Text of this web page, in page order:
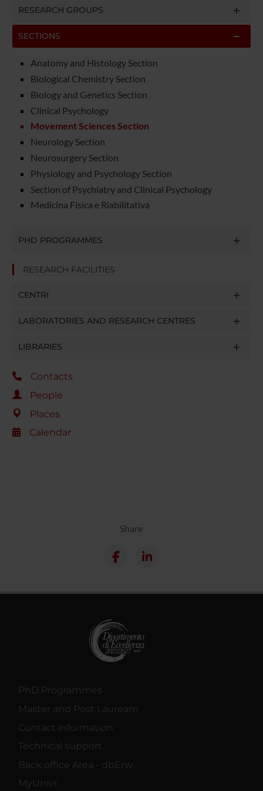
RESEARCH GROUPS
SECTIONS
Anatomy and Histology Section
Biological Chemistry Section
Biology and Genetics Section
Clinical Psychology
Movement Sciences Section
Neurology Section
Neurosurgery Section
Physiology and Psychology Section
Section of Psychiatry and Clinical Psychology
Medicina Fisica e Riabilitativa
PHD PROGRAMMES
RESEARCH FACILITIES
CENTRI
LABORATORIES AND RESEARCH CENTRES
LIBRARIES
Contacts
People
Places
Calendar
Share
PhD Programmes
Master and Post Lauream
Contact information
Technical support
Back office Area - dbErw
MyUnivr